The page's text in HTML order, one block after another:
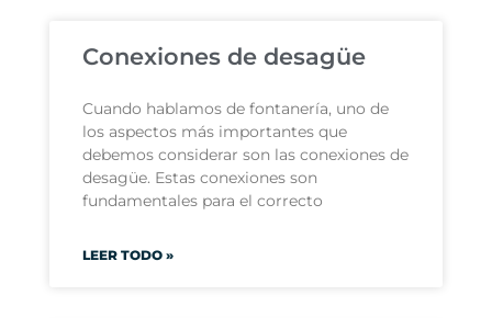
Conexiones de desagüe
Cuando hablamos de fontanería, uno de
los aspectos más importantes que
debemos considerar son las conexiones de
desagüe. Estas conexiones son
fundamentales para el correcto
LEER TODO »